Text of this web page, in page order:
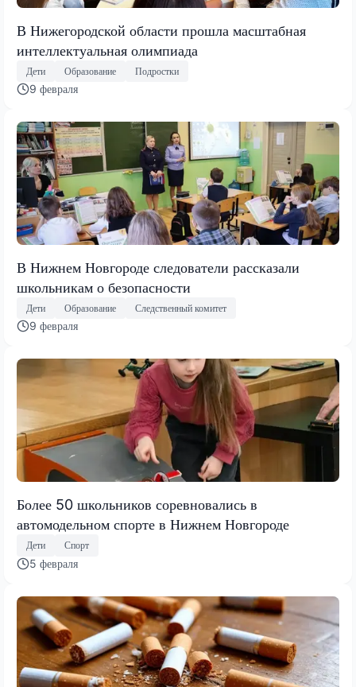
В Нижегородской области прошла масштабная
интеллектуальная олимпиада
Дети Образование Подростки
9 февраля
В Нижнем Новгороде следователи рассказали
школьникам о безопасности
Дети Образование Следственный комитет
9 февраля
Более 50 школьников соревновались в
автомодельном спорте в Нижнем Новгороде
Дети Спорт
5 февраля